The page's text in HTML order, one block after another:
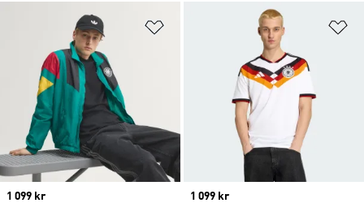
Lägg till på önskelistan
Price
1 099 kr
Price
1 099 kr